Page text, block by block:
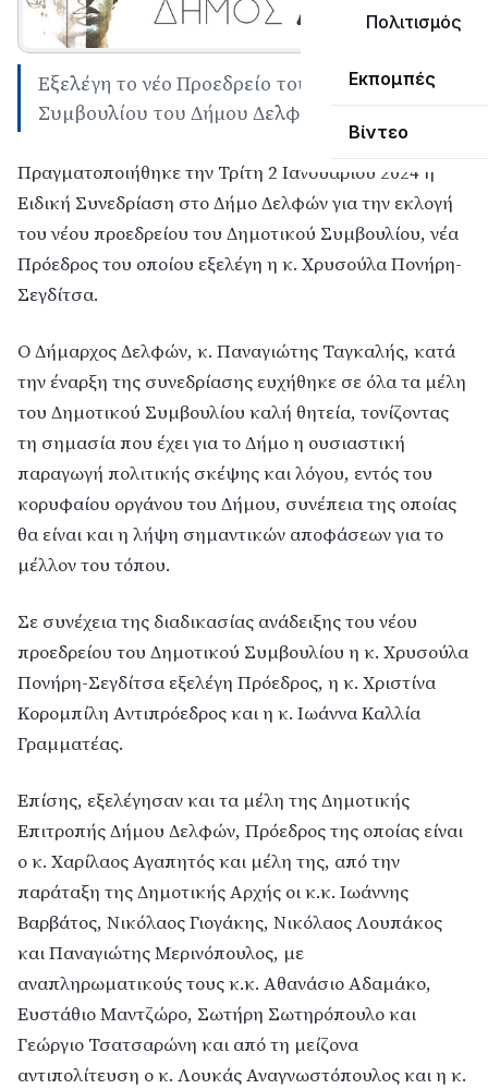
Πολιτισμός
Εκπομπές
Βίντεο
Εξελέγη το νέο Προεδρείο του Δημοτικού
Συμβουλίου του Δήμου Δελφών
Πραγματοποιήθηκε την Τρίτη 2 Ιανουαρίου 2024 η
Ειδική Συνεδρίαση στο Δήμο Δελφών για την εκλογή
του νέου προεδρείου του Δημοτικού Συμβουλίου, νέα
Πρόεδρος του οποίου εξελέγη η κ. Χρυσούλα Πονήρη-
Σεγδίτσα.
Ο Δήμαρχος Δελφών, κ. Παναγιώτης Ταγκαλής, κατά
την έναρξη της συνεδρίασης ευχήθηκε σε όλα τα μέλη
του Δημοτικού Συμβουλίου καλή θητεία, τονίζοντας
τη σημασία που έχει για το Δήμο η ουσιαστική
παραγωγή πολιτικής σκέψης και λόγου, εντός του
κορυφαίου οργάνου του Δήμου, συνέπεια της οποίας
θα είναι και η λήψη σημαντικών αποφάσεων για το
μέλλον του τόπου.
Σε συνέχεια της διαδικασίας ανάδειξης του νέου
προεδρείου του Δημοτικού Συμβουλίου η κ. Χρυσούλα
Πονήρη-Σεγδίτσα εξελέγη Πρόεδρος, η κ. Χριστίνα
Κορομπίλη Αντιπρόεδρος και η κ. Ιωάννα Καλλία
Γραμματέας.
Επίσης, εξελέγησαν και τα μέλη της Δημοτικής
Επιτροπής Δήμου Δελφών, Πρόεδρος της οποίας είναι
ο κ. Χαρίλαος Αγαπητός και μέλη της, από την
παράταξη της Δημοτικής Αρχής οι κ.κ. Ιωάννης
Βαρβάτος, Νικόλαος Γιογάκης, Νικόλαος Λουπάκος
και Παναγιώτης Μερινόπουλος, με
αναπληρωματικούς τους κ.κ. Αθανάσιο Αδαμάκο,
Ευστάθιο Μαντζώρο, Σωτήρη Σωτηρόπουλο και
Γεώργιο Τσατσαρώνη και από τη μείζονα
αντιπολίτευση ο κ. Λουκάς Αναγνωστόπουλος και η κ.